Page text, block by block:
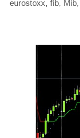
eurostoxx, fib, Mib,